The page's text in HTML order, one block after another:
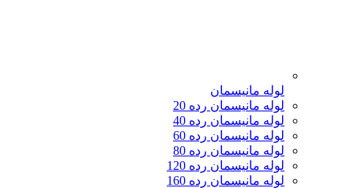
لوله مانیسمان
لوله مانیسمان رده 20
لوله مانیسمان رده 40
لوله مانیسمان رده 60
لوله مانیسمان رده 80
لوله مانیسمان رده 120
لوله مانیسمان رده 160